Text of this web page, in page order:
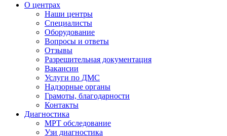
О центрах
Наши центры
Специалисты
Оборудование
Вопросы и ответы
Отзывы
Разрешительная документация
Вакансии
Услуги по ДМС
Надзорные органы
Грамоты, благодарности
Контакты
Диагностика
МРТ обследование
Узи диагностика